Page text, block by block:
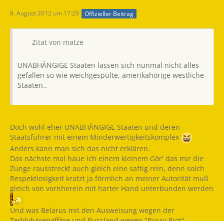
8. August 2012 um 17:29 Offizieller Beitrag
Zitat von matze
UNABHÄNGIGE Staaten lassen sich nunmal nicht alles
gefallen so wie weichgespülte, amerikahörige westliche
Staaten..
Doch wohl eher UNABHÄNGIGE Staaten und deren
Staatsführer mit einem Minderwertigkeitskomplex
Anders kann man sich das nicht erklären.
Das nächste mal haue ich einem kleinem Gör' das mir die
Zunge rausstreckt auch gleich eine saftig rein, denn solch
Respektlosigkeit kratzt ja förmlich an meiner Autorität muß
gleich von vornherein mit harter Hand unterbunden werden
Und was Belarus mit den Ausweisung wegen der